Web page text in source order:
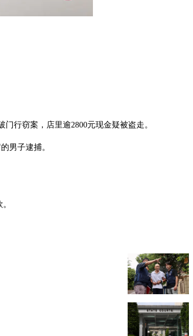
行窃案，店里逾2800元现金疑被盗走。
男子逮捕。